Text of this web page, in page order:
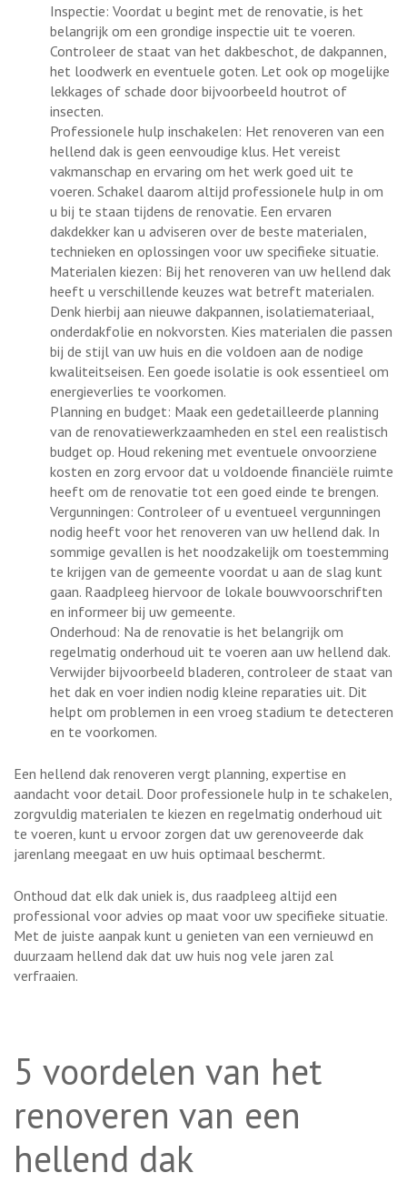
Inspectie: Voordat u begint met de renovatie, is het
belangrijk om een grondige inspectie uit te voeren.
Controleer de staat van het dakbeschot, de dakpannen,
het loodwerk en eventuele goten. Let ook op mogelijke
lekkages of schade door bijvoorbeeld houtrot of
insecten.
Professionele hulp inschakelen: Het renoveren van een
hellend dak is geen eenvoudige klus. Het vereist
vakmanschap en ervaring om het werk goed uit te
voeren. Schakel daarom altijd professionele hulp in om
u bij te staan tijdens de renovatie. Een ervaren
dakdekker kan u adviseren over de beste materialen,
technieken en oplossingen voor uw specifieke situatie.
Materialen kiezen: Bij het renoveren van uw hellend dak
heeft u verschillende keuzes wat betreft materialen.
Denk hierbij aan nieuwe dakpannen, isolatiemateriaal,
onderdakfolie en nokvorsten. Kies materialen die passen
bij de stijl van uw huis en die voldoen aan de nodige
kwaliteitseisen. Een goede isolatie is ook essentieel om
energieverlies te voorkomen.
Planning en budget: Maak een gedetailleerde planning
van de renovatiewerkzaamheden en stel een realistisch
budget op. Houd rekening met eventuele onvoorziene
kosten en zorg ervoor dat u voldoende financiële ruimte
heeft om de renovatie tot een goed einde te brengen.
Vergunningen: Controleer of u eventueel vergunningen
nodig heeft voor het renoveren van uw hellend dak. In
sommige gevallen is het noodzakelijk om toestemming
te krijgen van de gemeente voordat u aan de slag kunt
gaan. Raadpleeg hiervoor de lokale bouwvoorschriften
en informeer bij uw gemeente.
Onderhoud: Na de renovatie is het belangrijk om
regelmatig onderhoud uit te voeren aan uw hellend dak.
Verwijder bijvoorbeeld bladeren, controleer de staat van
het dak en voer indien nodig kleine reparaties uit. Dit
helpt om problemen in een vroeg stadium te detecteren
en te voorkomen.
Een hellend dak renoveren vergt planning, expertise en
aandacht voor detail. Door professionele hulp in te schakelen,
zorgvuldig materialen te kiezen en regelmatig onderhoud uit
te voeren, kunt u ervoor zorgen dat uw gerenoveerde dak
jarenlang meegaat en uw huis optimaal beschermt.
Onthoud dat elk dak uniek is, dus raadpleeg altijd een
professional voor advies op maat voor uw specifieke situatie.
Met de juiste aanpak kunt u genieten van een vernieuwd en
duurzaam hellend dak dat uw huis nog vele jaren zal
verfraaien.
5 voordelen van het
renoveren van een
hellend dak